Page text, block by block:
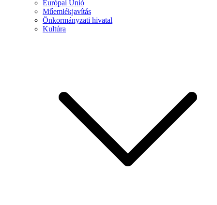
Európai Unió
Műemlékjavítás
Önkormányzati hivatal
Kultúra